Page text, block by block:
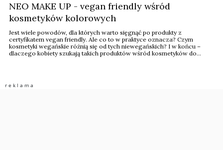
NEO MAKE UP - vegan friendly wśród
kosmetyków kolorowych
Jest wiele powodów, dla których warto sięgnąć po produkty z
certyfikatem vegan friendly. Ale co to w praktyce oznacza? Czym
kosmetyki wegańskie różnią się od tych niewegańskich? I w końcu –
dlaczego kobiety szukają takich produktów wśród kosmetyków do